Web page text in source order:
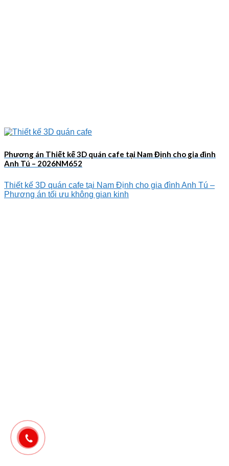
Phương án Thiết kế 3D quán cafe tại Nam Định cho gia đình
Anh Tú – 2026NM652
Thiết kế 3D quán cafe tại Nam Định cho gia đình Anh Tú –
Phương án tối ưu không gian kinh